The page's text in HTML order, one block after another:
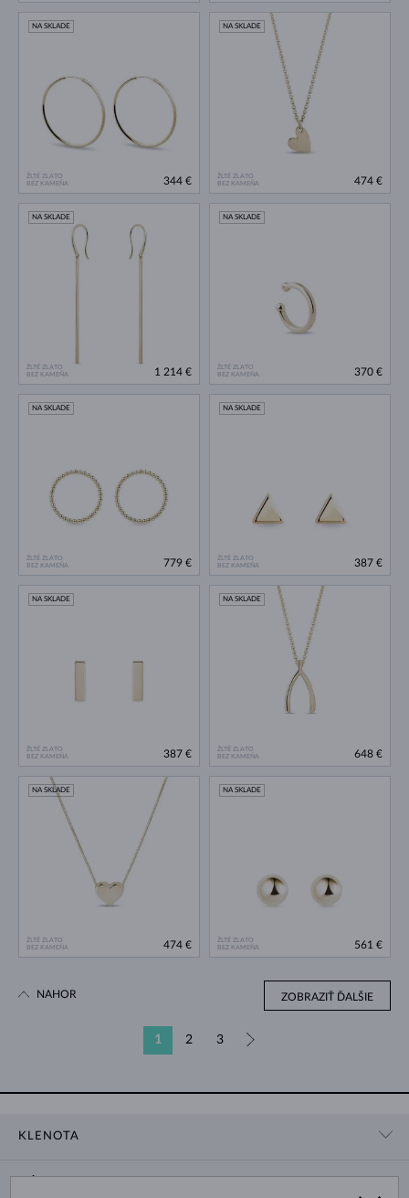
ŽLTÉ ZLATO
BEZ KAMEŇA
NA SKLADE
344 €
ŽLTÉ ZLATO
BEZ KAMEŇA
NA SKLADE
474 €
ŽLTÉ ZLATO
BEZ KAMEŇA
NA SKLADE
1 214 €
ŽLTÉ ZLATO
BEZ KAMEŇA
NA SKLADE
370 €
ŽLTÉ ZLATO
BEZ KAMEŇA
NA SKLADE
779 €
ŽLTÉ ZLATO
BEZ KAMEŇA
NA SKLADE
387 €
ŽLTÉ ZLATO
BEZ KAMEŇA
NA SKLADE
387 €
ŽLTÉ ZLATO
BEZ KAMEŇA
NA SKLADE
648 €
ŽLTÉ ZLATO
BEZ KAMEŇA
NA SKLADE
474 €
ŽLTÉ ZLATO
BEZ KAMEŇA
NA SKLADE
561 €
ZOBRAZIŤ ĎALŠIE
1 2 3
NAHOR
KLENOTA